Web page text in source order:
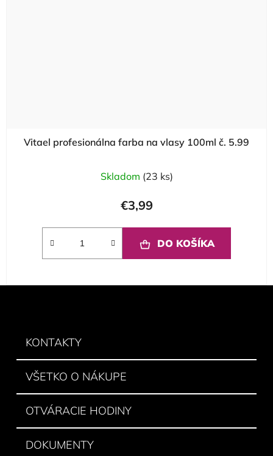
Vitael profesionálna farba na vlasy 100ml č. 5.99
Skladom (23 ks)
€3,99
DO KOŠÍKA
KONTAKTY
VŠETKO O NÁKUPE
OTVÁRACIE HODINY
DOKUMENTY